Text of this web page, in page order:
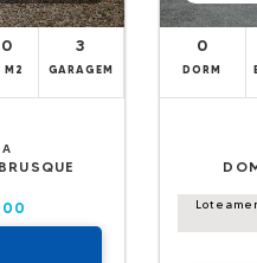
M2
3
GARAGEM
0
DORM